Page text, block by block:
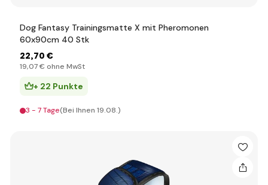
Dog Fantasy Trainingsmatte X mit Pheromonen
60x90cm 40 Stk
22,70 €
19,07 € ohne MwSt
+ 22 Punkte
3 - 7 Tage(Bei Ihnen 19.08.)